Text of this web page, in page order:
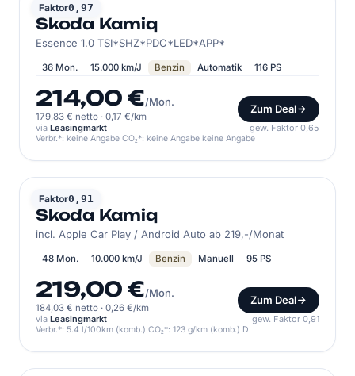
Faktor0,97
SKODA
Skoda Kamiq
Essence 1.0 TSI*SHZ*PDC*LED*APP*
36 Mon. 15.000 km/J Benzin Automatik 116 PS
214,00 €/Mon.
179,83 € netto · 0,17 €/km
Zum Deal
via Leasingmarkt gew. Faktor 0,65
Verbr.*: keine Angabe CO₂*: keine Angabe keine Angabe
Faktor0,91
SKODA
Skoda Kamiq
incl. Apple Car Play / Android Auto ab 219,-/Monat
48 Mon. 10.000 km/J Benzin Manuell 95 PS
219,00 €/Mon.
184,03 € netto · 0,26 €/km
Zum Deal
via Leasingmarkt gew. Faktor 0,91
Verbr.*: 5.4 l/100km (komb.) CO₂*: 123 g/km (komb.) D